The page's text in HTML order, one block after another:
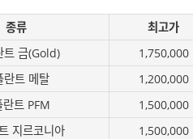
종류 최고가
트 금(Gold)
1,750,000
란트 메탈
1,200,000
란트 PFM
1,500,000
지르코니아
1,500,000